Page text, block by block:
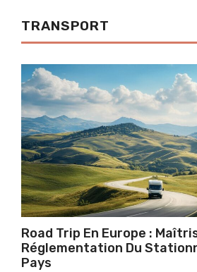
TRANSPORT
Road Trip En Europe :
Réglementation Du
Pays